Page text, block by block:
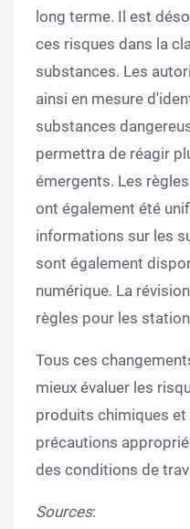
long terme. Il est
ces risques dans la
substances. Les
ainsi en mesure
substances
permettra de réagir
émergents. Les
ont également été
informations sur les
sont également
numérique. La
règles pour les
Tous ces
mieux évaluer les
produits chimiques
précautions
des conditions de
Sources: